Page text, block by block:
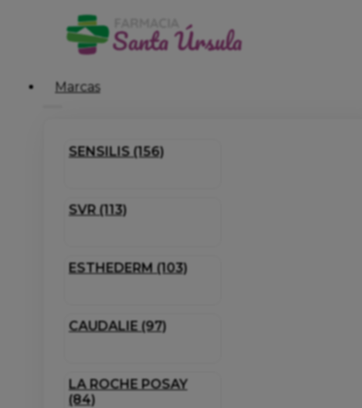
Marcas
SENSILIS (156)
SVR (113)
ESTHEDERM (103)
CAUDALIE (97)
LA ROCHE POSAY
(84)